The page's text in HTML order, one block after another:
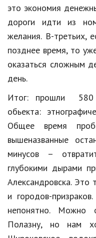
это экономия
дороги идти из
желания. В-третьих,
позднее время, то
оказаться сложным
день.
Итог: прошли 580
обьекта:
Общее время
вышеназванные
минусов –
глубокими дырами
Александровска. Это
и городов-
непонятно. Можно
Полазну, но нам